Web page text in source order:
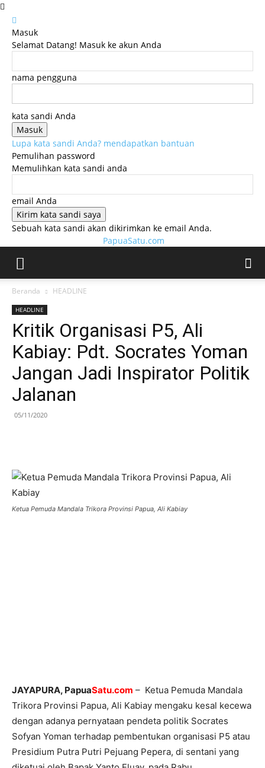
Masuk
Selamat Datang! Masuk ke akun Anda
nama pengguna
kata sandi Anda
Lupa kata sandi Anda? mendapatkan bantuan
Pemulihan password
Memulihkan kata sandi anda
email Anda
Sebuah kata sandi akan dikirimkan ke email Anda.
PapuaSatu.com
Beranda HEADLINE
HEADLINE
Kritik Organisasi P5, Ali
Kabiay: Pdt. Socrates Yoman
Jangan Jadi Inspirator Politik
Jalanan
05/11/2020
Ketua Pemuda Mandala Trikora Provinsi Papua, Ali Kabiay
JAYAPURA, PapuaSatu.com – Ketua Pemuda Mandala
Trikora Provinsi Papua, Ali Kabiay mengaku kesal kecewa
dengan adanya pernyataan pendeta politik Socrates
Sofyan Yoman terhadap pembentukan organisasi P5 atau
Presidium Putra Putri Pejuang Pepera, di sentani yang